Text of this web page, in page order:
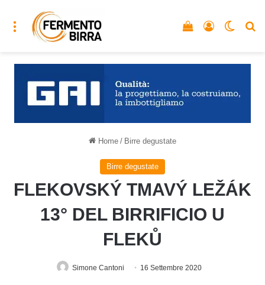
Menu Accedi
Vedi il carrello
Home / Birre degustate
Birre degustate
FLEKOVSKÝ TMAVÝ LEŽÁK
13° DEL BIRRIFICIO U
FLEKŮ
Simone Cantoni 16 Settembre 2020